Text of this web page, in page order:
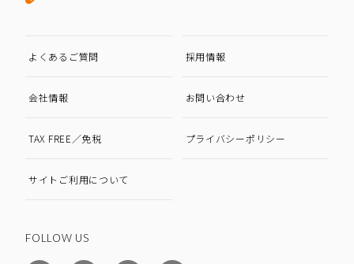
よくあるご質問 採用情報
会社情報 お問い合わせ
TAX FREE／免税 プライバシーポリシー
サイトご利用について
FOLLOW US